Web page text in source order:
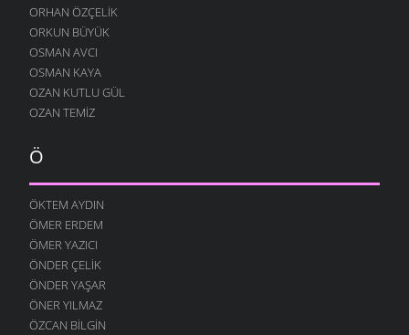
ORHAN ÖZÇELIK
ORKUN BÜYÜK
OSMAN AVCI
OSMAN KAYA
OZAN KUTLU GÜL
OZAN TEMIZ
Ö
ÖKTEM AYDIN
ÖMER ERDEM
ÖMER YAZICI
ÖNDER ÇELIK
ÖNDER YAŞAR
ÖNER YILMAZ
ÖZCAN BILGIN